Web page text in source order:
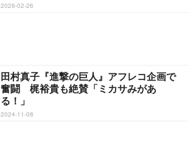
2026-02-26
田村真子『進撃の巨人』アフレコ企画で
奮闘 梶裕貴も絶賛「ミカサみがあ
る！」
2024-11-08